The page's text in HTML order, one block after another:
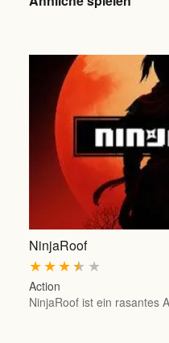
NinjaRoof
★
★
★
★
★
Action
NinjaRoof ist ein rasantes